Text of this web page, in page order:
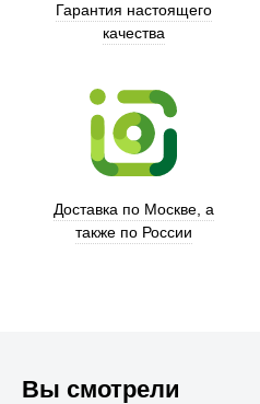
Гарантия настоящего
качества
Доставка по Москве, а
также по России
Вы смотрели